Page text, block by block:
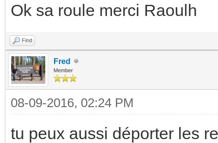
Ok sa roule merci Raoulh
Find
Fred
Member
08-09-2016, 02:24 PM
tu peux aussi déporter les